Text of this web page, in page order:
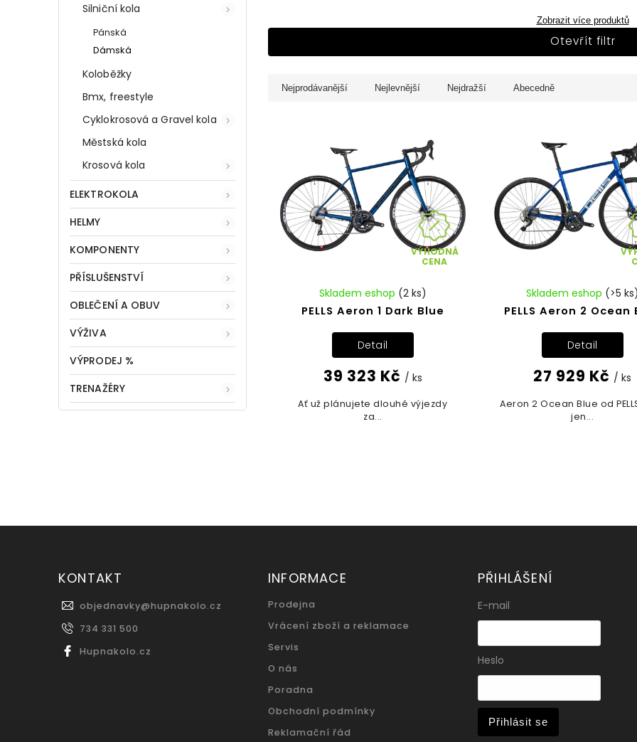
Silniční kola
Pánská
Dámská
Koloběžky
Bmx, freestyle
Cyklokrosová a Gravel kola
Městská kola
Krosová kola
ELEKTROKOLA
HELMY
KOMPONENTY
PŘÍSLUŠENSTVÍ
OBLEČENÍ A OBUV
VÝŽIVA
VÝPRODEJ %
TRENAŽÉRY
Zobrazit více produktů
Otevřít filtr
Nejprodávanější Nejlevnější Nejdražší Abecedně
VÝHODNÁ
CENA
PELLS Aeron 1 Dark Blue
Skladem eshop (2 ks)
39 323 Kč / ks
Detail
Ať už plánujete dlouhé výjezdy
za...
PELLS Aeron 2 Ocean
Skladem eshop (>5 ks)
27 929 Kč / ks
Detail
Aeron 2 Ocean Blue od
jen...
KONTAKT
objednavky@hupnakolo.cz
734 331 500
Hupnakolo.cz
INFORMACE
Prodejna
Vrácení zboží a reklamace
Servis
O nás
Poradna
Obchodní podmínky
Reklamační řád
PŘIHLÁŠENÍ
E-mail
Heslo
Přihlásit se